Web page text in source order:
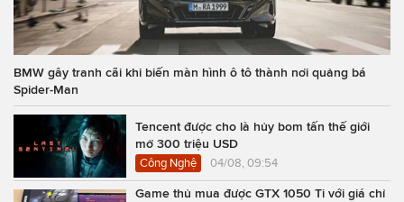
BMW gây tranh cãi khi biến màn hình ô tô thành nơi quảng bá
Spider-Man
Tencent được cho là hủy bom tấn thế giới
mở 300 triệu USD
Công Nghệ 04/08, 09:54
Game thủ mua được GTX 1050 Ti với giá chỉ